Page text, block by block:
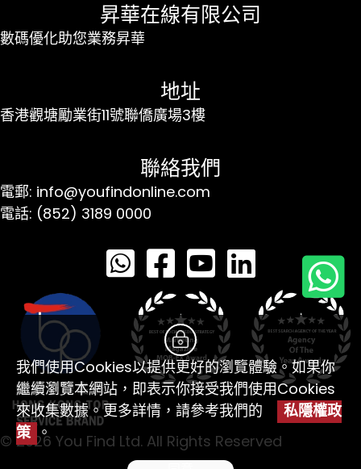
昇華在線有限公司
數碼優化助您業務昇華
地址
香港觀塘勵業街11號聯僑廣場3樓
聯絡我們
電郵: info@youfindonline.com
電話: (852) 3189 0000
© 2026 You Find Ltd. All Rights Reserved
我們使用Cookies以提供更好的瀏覽體驗。如果你
繼續瀏覽本網站，即表示你接受我們使用Cookies
來收集數據。更多詳情，請參考我們的
私隱權政
策 。